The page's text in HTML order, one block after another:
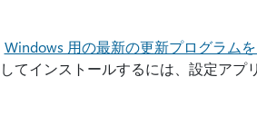
Windows 用の最新の更新プログラム
てインストールするには、設定アプ